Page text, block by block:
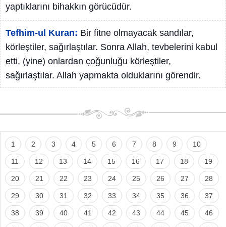
yaptıklarını bihakkın görücüdür.
Tefhim-ul Kuran: Bir fitne olmayacak sandılar,
körleştiler, sağırlaştılar. Sonra Allah, tevbelerini kabul
etti, (yine) onlardan çoğunluğu körleştiler,
sağırlaştılar. Allah yapmakta olduklarını görendir.
1 2 3 4 5 6 7 8 9 10
11 12 13 14 15 16 17 18 19
20 21 22 23 24 25 26 27 28
29 30 31 32 33 34 35 36 37
38 39 40 41 42 43 44 45 46